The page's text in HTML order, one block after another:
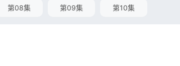
第08集 第09集 第10集